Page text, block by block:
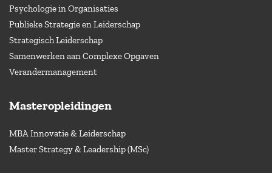
Psychologie in Organisaties
Publieke Strategie en Leiderschap
Strategisch Leiderschap
Samenwerken aan Complexe Opgaven
Verandermanagement
Masteropleidingen
MBA Innovatie & Leiderschap
Master Strategy & Leadership (MSc)